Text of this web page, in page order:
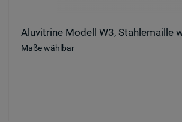
Aluvitrine Modell W3, Stahlemaille
Maße wählbar